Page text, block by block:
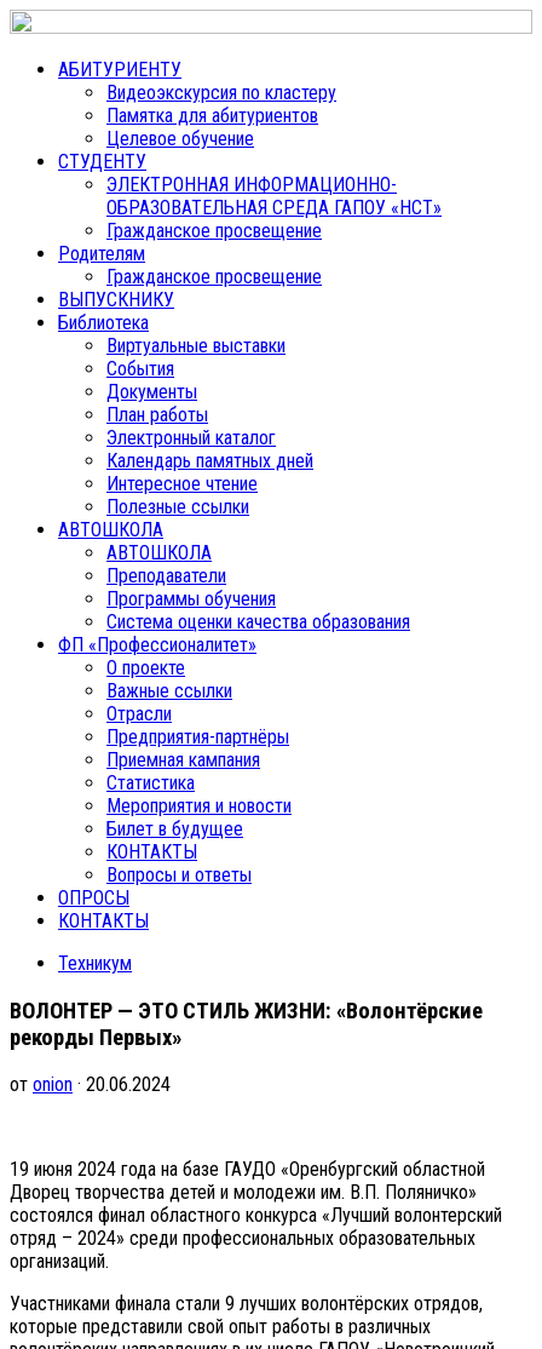
АБИТУРИЕНТУ
Видеоэкскурсия по кластеру
Памятка для абитуриентов
Целевое обучение
СТУДЕНТУ
ЭЛЕКТРОННАЯ ИНФОРМАЦИОННО-
ОБРАЗОВАТЕЛЬНАЯ СРЕДА ГАПОУ «НСТ»
Гражданское просвещение
Родителям
Гражданское просвещение
ВЫПУСКНИКУ
Библиотека
Виртуальные выставки
События
Документы
План работы
Электронный каталог
Календарь памятных дней
Интересное чтение
Полезные ссылки
АВТОШКОЛА
АВТОШКОЛА
Преподаватели
Программы обучения
Система оценки качества образования
ФП «Профессионалитет»
О проекте
Важные ссылки
Отрасли
Предприятия-партнёры
Приемная кампания
Статистика
Мероприятия и новости
Билет в будущее
КОНТАКТЫ
Вопросы и ответы
ОПРОСЫ
КОНТАКТЫ
Техникум
ВОЛОНТЕР — ЭТО СТИЛЬ ЖИЗНИ: «Волонтёрские
рекорды Первых»
от onion · 20.06.2024
19 июня 2024 года на базе ГАУДО «Оренбургский областной
Дворец творчества детей и молодежи им. В.П. Поляничко»
состоялся финал областного конкурса «Лучший волонтерский
отряд – 2024» среди профессиональных образовательных
организаций.
Участниками финала стали 9 лучших волонтёрских отрядов,
которые представили свой опыт работы в различных